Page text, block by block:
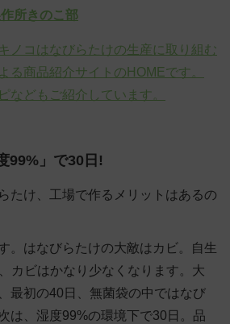
所きのこ部
ノコはなびらたけの生産に取り組む
る商品紹介サイトのHOMEです。
などもご紹介しています。
99%」で30日!
たけ、工場で作るメリットはあるの
。はなびらたけの大敵はカビ。自生
カビはかなり少なくなります。大
最初の40日、無菌袋の中ではなび
は、湿度99%の環境下で30日。品